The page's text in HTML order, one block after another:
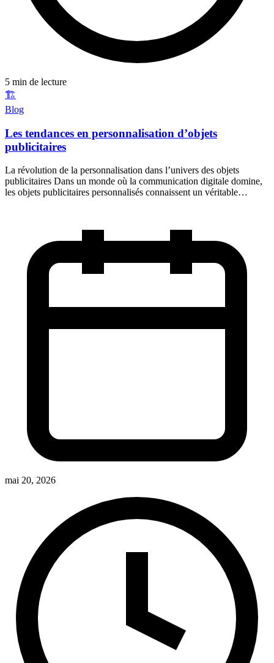
5 min de lecture
🏗️
Blog
Les tendances en personnalisation d’objets
publicitaires
La révolution de la personnalisation dans l’univers des objets
publicitaires Dans un monde où la communication digitale domine,
les objets publicitaires personnalisés connaissent un véritable…
mai 20, 2026